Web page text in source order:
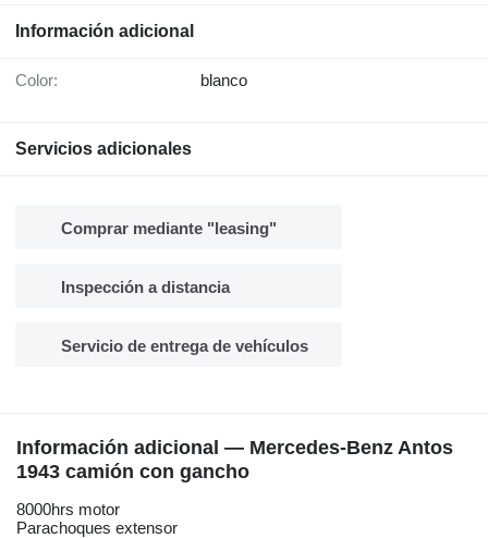
Información adicional
Color: blanco
Servicios adicionales
Comprar mediante "leasing"
Inspección a distancia
Servicio de entrega de vehículos
Información adicional — Mercedes-Benz Antos
1943 camión con gancho
8000hrs motor
Parachoques extensor